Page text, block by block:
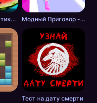
Соединяй Фруктики: Арбуз в 2048! Модный Приговор - Одевалки для Девочек
Тест на дату смерти